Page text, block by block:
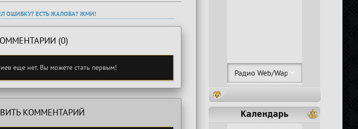
ОШИБКУ? ЕСТЬ ЖАЛОБА? ЖМИ!
(0)
еще нет. Вы можете стать первым!
КОММЕНТАРИЙ Календарь